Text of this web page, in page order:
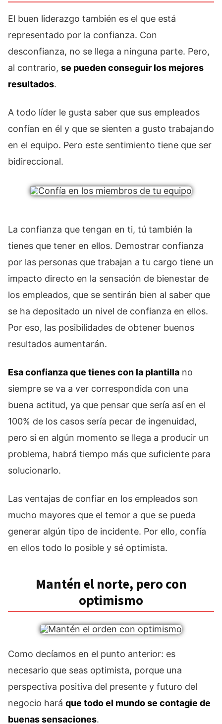
El buen liderazgo también es el que está
representado por la confianza. Con
desconfianza, no se llega a ninguna parte. Pero,
al contrario, se pueden conseguir los mejores
resultados.
A todo líder le gusta saber que sus empleados
confían en él y que se sienten a gusto trabajando
en el equipo. Pero este sentimiento tiene que ser
bidireccional.
La confianza que tengan en ti, tú también la
tienes que tener en ellos. Demostrar confianza
por las personas que trabajan a tu cargo tiene un
impacto directo en la sensación de bienestar de
los empleados, que se sentirán bien al saber que
se ha depositado un nivel de confianza en ellos.
Por eso, las posibilidades de obtener buenos
resultados aumentarán.
Esa confianza que tienes con la plantilla no
siempre se va a ver correspondida con una
buena actitud, ya que pensar que sería así en el
100% de los casos sería pecar de ingenuidad,
pero si en algún momento se llega a producir un
problema, habrá tiempo más que suficiente para
solucionarlo.
Las ventajas de confiar en los empleados son
mucho mayores que el temor a que se pueda
generar algún tipo de incidente. Por ello, confía
en ellos todo lo posible y sé optimista.
Mantén el norte, pero con
optimismo
Como decíamos en el punto anterior: es
necesario que seas optimista, porque una
perspectiva positiva del presente y futuro del
negocio hará que todo el mundo se contagie de
buenas sensaciones.